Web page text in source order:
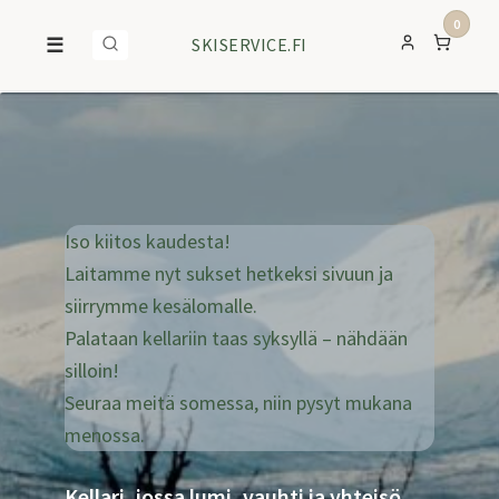
☰ SKISERVICE.FI
0
Iso kiitos kaudesta!
Laitamme nyt sukset hetkeksi sivuun ja
siirrymme kesälomalle.
Palataan kellariin taas syksyllä – nähdään
silloin!
Seuraa meitä somessa, niin pysyt mukana
menossa.